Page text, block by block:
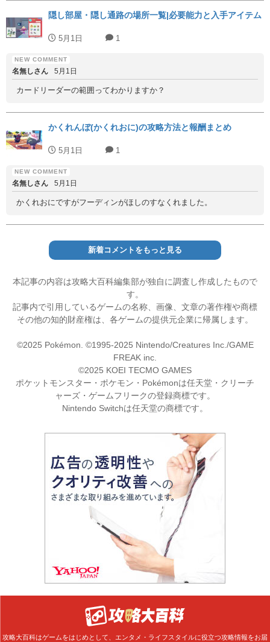
隠し部屋・隠し通路の場所一覧|必要能力と入手アイテム
5月1日 1
名無しさん 5月1日
カードリーダーの範囲ってわかりますか？
かくれんぼ(かくれおに)の攻略方法と報酬まとめ
5月1日 1
名無しさん 5月1日
かくれおにですがフーディンがほしのすなくれました。
新着コメントをもっと見る
本記事の内容は攻略大百科編集部が独自に調査し作成したもので
す。
記事内で引用しているゲームの名称、画像、文章の著作権や商標
その他の知的財産権は、各ゲームの提供元企業に帰属します。
©2025 Pokémon. ©1995-2025 Nintendo/Creatures Inc./GAME
FREAK inc.
©2025 KOEI TECMO GAMES
ポケットモンスター・ポケモン・Pokémonは任天堂・クリーチ
ャーズ・ゲームフリークの登録商標です。
Nintendo Switchは任天堂の商標です。
攻略大百科はゲームをはじめとして、エンタメ・ライフスタイルに役立つ攻略情報をお届